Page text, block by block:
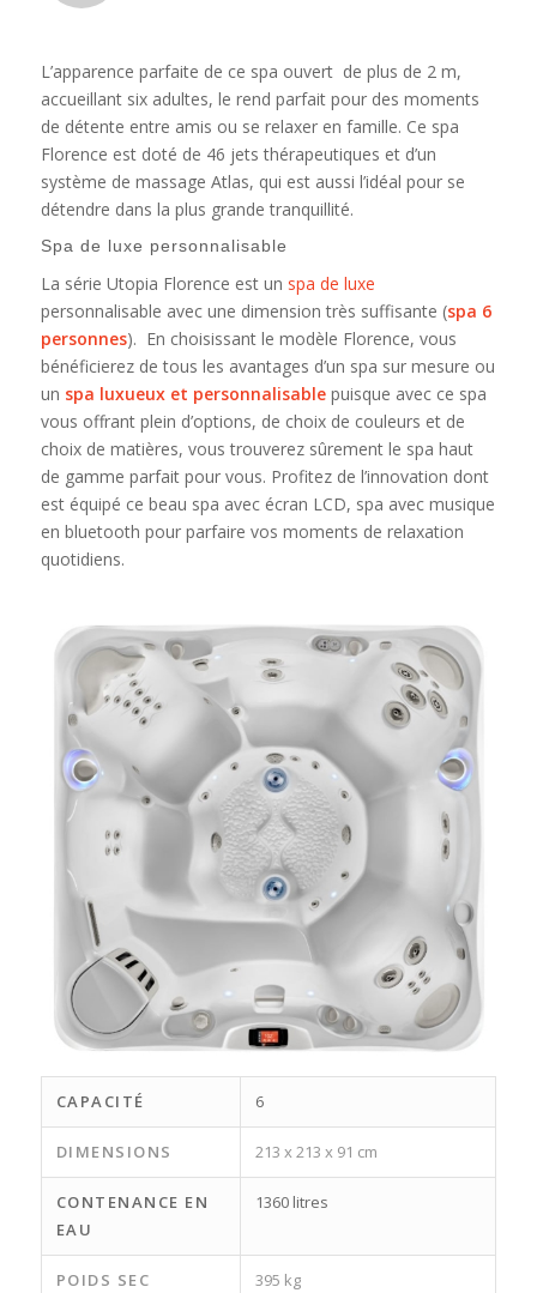
L’apparence parfaite de ce spa ouvert de plus de 2 m,
accueillant six adultes, le rend parfait pour des moments
de détente entre amis ou se relaxer en famille. Ce spa
Florence est doté de 46 jets thérapeutiques et d’un
système de massage Atlas, qui est aussi l’idéal pour se
détendre dans la plus grande tranquillité.
Spa de luxe personnalisable
La série Utopia Florence est un spa de luxe
personnalisable avec une dimension très suffisante (spa 6
personnes). En choisissant le modèle Florence, vous
bénéficierez de tous les avantages d’un spa sur mesure ou
un spa luxueux et personnalisablepuisque avec ce spa
vous offrant plein d’options, de choix de couleurs et de
choix de matières, vous trouverez sûrement le spa haut
de gamme parfait pour vous. Profitez de l’innovation dont
est équipé ce beau spa avec écran LCD, spa avec musique
en bluetooth pour parfaire vos moments de relaxation
quotidiens.
CAPACITÉ 6
DIMENSIONS 213 x 213 x 91 cm
CONTENANCE EN
EAU
1360 litres
POIDS SEC 395 kg